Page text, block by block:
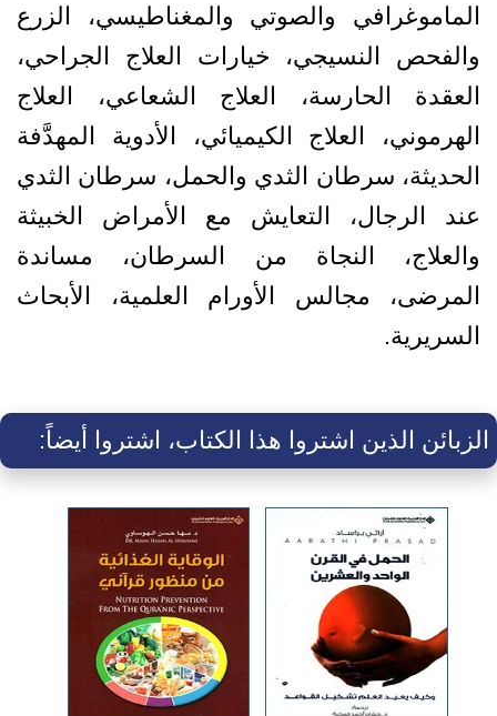
الماموغرافي والصوتي والمغناطيسي، الزرع
والفحص النسيجي، خيارات العلاج الجراحي،
العقدة الحارسة، العلاج الشعاعي، العلاج
الهرموني، العلاج الكيميائي، الأدوية المهدَّفة
الحديثة، سرطان الثدي والحمل، سرطان الثدي
عند الرجال، التعايش مع الأمراض الخبيثة
والعلاج، النجاة من السرطان، مساندة
المرضى، مجالس الأورام العلمية، الأبحاث
السريرية.
الزبائن الذين اشتروا هذا الكتاب، اشتروا أيضاً: